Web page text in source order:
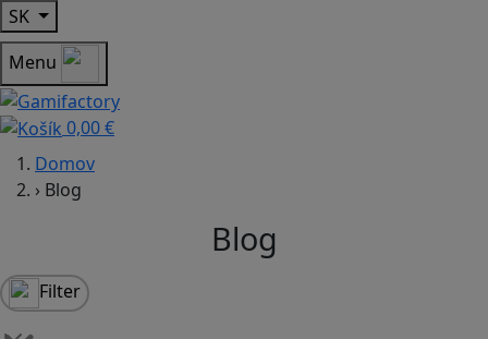
SK
Menu
0,00 €
Domov
› Blog
Blog
Filter